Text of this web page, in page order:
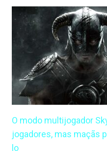
O modo multijogador
jogadores, mas maçãs
lo